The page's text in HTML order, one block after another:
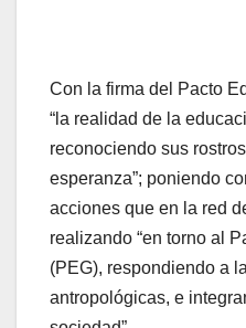
Con la firma del Pacto
“la realidad de la
reconociendo sus
esperanza”; poniendo
acciones que en la red
realizando “en torno al
(PEG), respondiendo a
antropológicas, e